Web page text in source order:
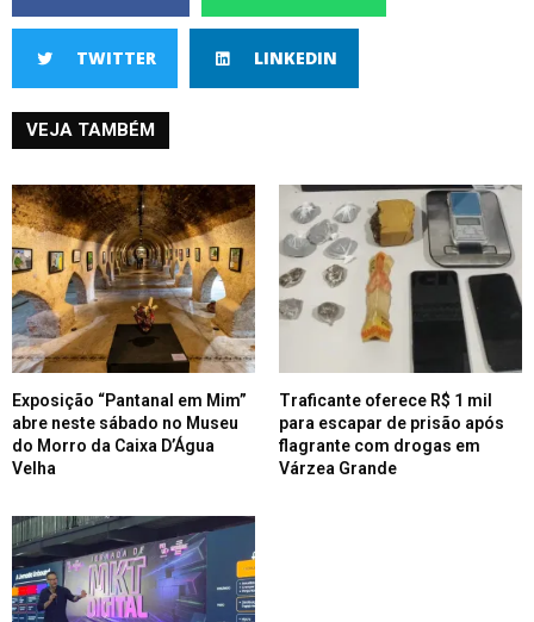
TWITTER LINKEDIN
VEJA TAMBÉM
Exposição “Pantanal em Mim”
abre neste sábado no Museu
do Morro da Caixa D’Água
Velha
Traficante oferece R$ 1 mil
para escapar de prisão após
flagrante com drogas em
Várzea Grande